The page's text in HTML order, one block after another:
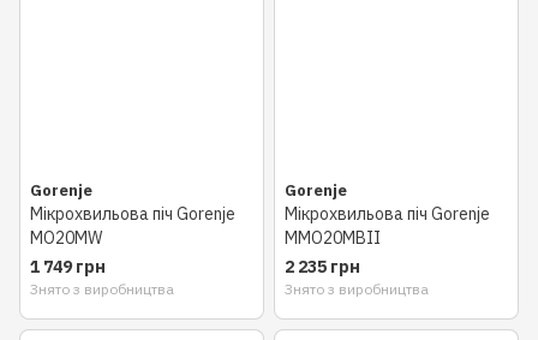
Gorenje
Мікрохвильова піч Gorenje
MO20MW
1 749 грн
Знято з виробництва
Gorenje
Мікрохвильова піч Gorenje
MMO20MBII
2 235 грн
Знято з виробництва